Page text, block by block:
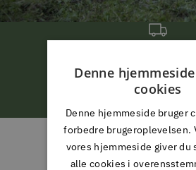
ved køb for 799,-*
til
Gå
Gå
til
ALMAS PARK &
Denne
cookies
Denne hjemmeside bruger
forbedre brugeroplevelsen.
vores hjemmeside giver du
alle cookies i